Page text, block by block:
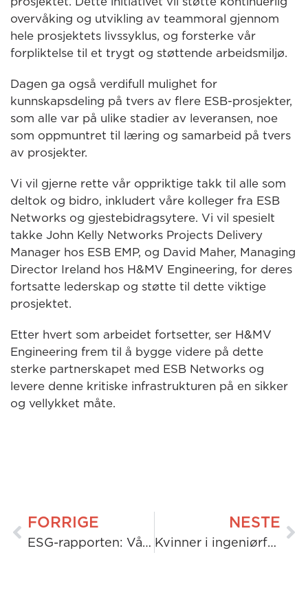
overvåking og utvikling av teammoral gjennom
hele prosjektets livssyklus, og forsterke vår
forpliktelse til et trygt og støttende arbeidsmiljø.
Dagen ga også verdifull mulighet for
kunnskapsdeling på tvers av flere ESB-prosjekter,
som alle var på ulike stadier av leveransen, noe
som oppmuntret til læring og samarbeid på tvers
av prosjekter.
Vi vil gjerne rette vår oppriktige takk til alle som
deltok og bidro, inkludert våre kolleger fra ESB
Networks og gjestebidragsytere. Vi vil spesielt
takke John Kelly Networks Projects Delivery
Manager hos ESB EMP, og David Maher, Managing
Director Ireland hos H&MV Engineering, for deres
fortsatte lederskap og støtte til dette viktige
prosjektet.
Etter hvert som arbeidet fortsetter, ser H&MV
Engineering frem til å bygge videre på dette
sterke partnerskapet med ESB Networks og
levere denne kritiske infrastrukturen på en sikker
og vellykket måte.
FORRIGE
ESG-rapporten: Vår fremgang, vår innvirkning
NESTE
Kvinner i ingeniørfag-dag: Å skape innvirkning gjennom ingeniørintelligens.